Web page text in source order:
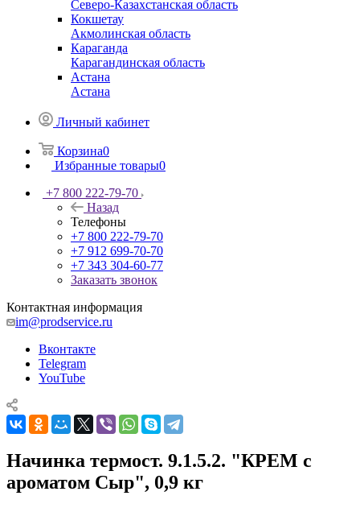
Северо-Казахстанская область
Кокшетау
Акмолинская область
Караганда
Карагандинская область
Астана
Астана
Личный кабинет
Корзина0
Избранные товары0
+7 800 222-79-70
Назад
Телефоны
+7 800 222-79-70
+7 912 699-70-70
+7 343 304-60-77
Заказать звонок
Контактная информация
im@prodservice.ru
Вконтакте
Telegram
YouTube
Начинка термост. 9.1.5.2. "КРЕМ с
ароматом Сыр", 0,9 кг